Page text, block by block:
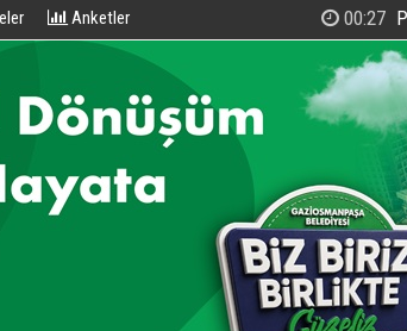
Anketler 00:27